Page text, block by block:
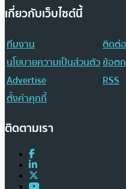
เกี่ยวกับเว็บไซต์นี้
ทีมงาน
ติดต่
นโยบายความเป็นส่วนตัวข้อต
Advertise
RSS
ตั้งค่าคุกกี้
ติดตามเรา